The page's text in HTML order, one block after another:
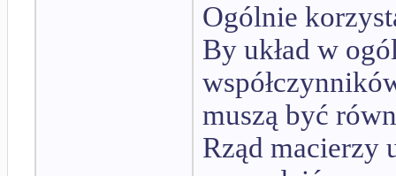
Ogólnie
By układ w
muszą być
Rząd macierzy